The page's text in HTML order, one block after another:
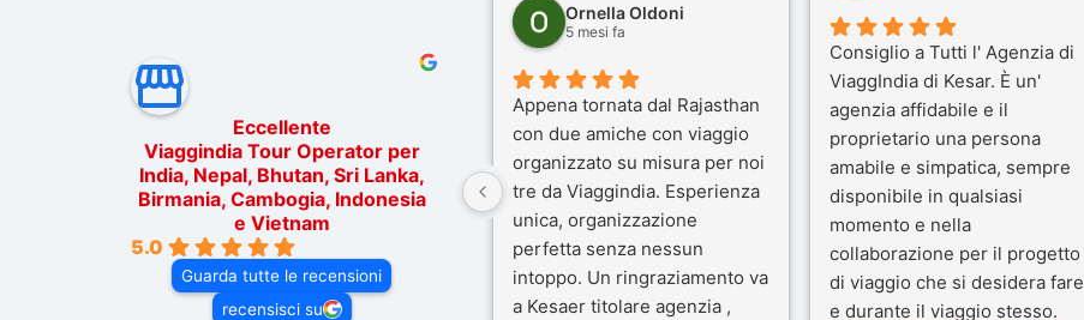
Eccellente
Viaggindia Tour Operator per
India, Nepal, Bhutan, Sri Lanka,
Birmania, Cambogia, Indonesia
e Vietnam
5.0
Guarda tutte le recensioni
recensisci su
Ornella Oldoni
5 mesi fa
Appena tornata dal Rajasthan
con due amiche con viaggio
organizzato su misura per noi
tre da Viaggindia. Esperienza
unica, organizzazione
perfetta senza nessun
intoppo. Un ringraziamento va
a Kesaer titolare agenzia ,
Consiglio a Tutti l' Agenzia di
ViaggIndia di Kesar. È un'
agenzia affidabile e il
proprietario una persona
amabile e simpatica, sempre
disponibile in qualsiasi
momento e nella
collaborazione per il progetto
di viaggio che si desidera fare
e durante il viaggio stesso.